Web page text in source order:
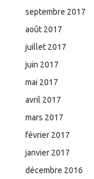
septembre 2017
août 2017
juillet 2017
juin 2017
mai 2017
avril 2017
mars 2017
février 2017
janvier 2017
décembre 2016